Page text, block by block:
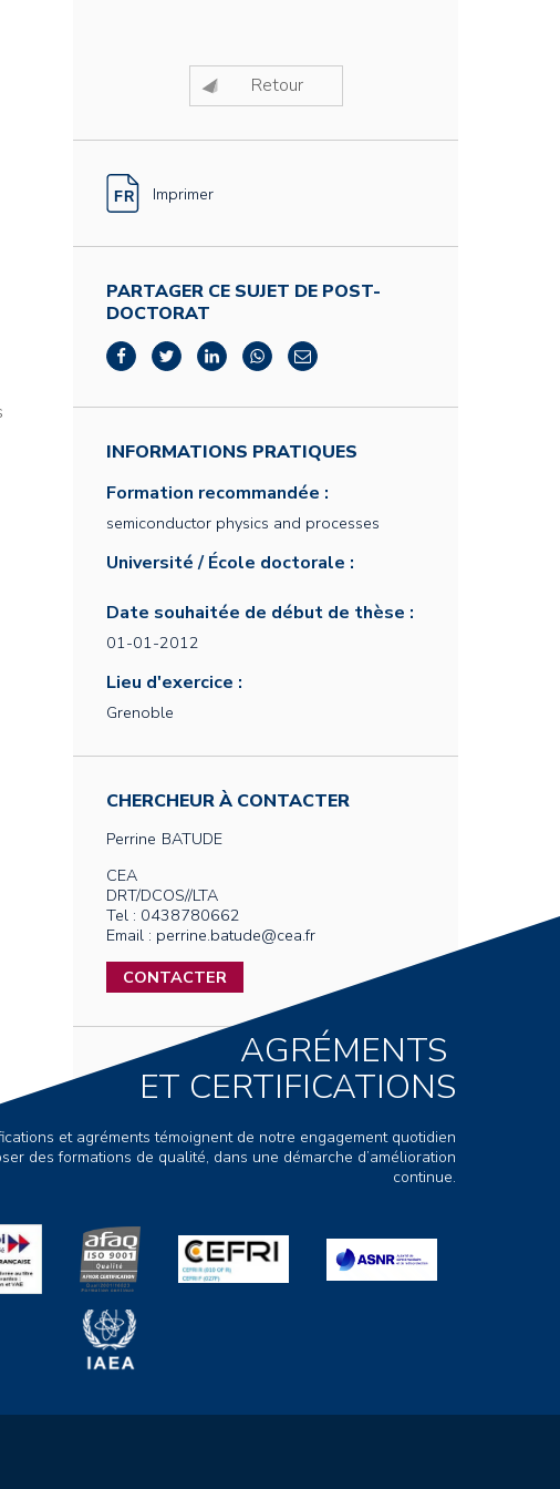
Retour
Imprimer
PARTAGER CE SUJET DE POST-
DOCTORAT
INFORMATIONS PRATIQUES
Formation recommandée :
semiconductor physics and processes
Université / École doctorale :
Date souhaitée de début de thèse :
01-01-2012
Lieu d'exercice :
Grenoble
CHERCHEUR À CONTACTER
Perrine BATUDE
CEA
DRT/DCOS//LTA
Tel : 0438780662
Email : perrine.batude@cea.fr
CONTACTER
AGRÉMENTS
ET CERTIFICATIONS
et agréments témoignent de notre engagement quotidien
des formations de qualité, dans une démarche d’amélioration
continue.